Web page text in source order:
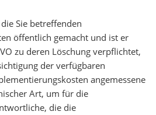
Sie betreffenden
öffentlich gemacht und ist er
zu deren Löschung verpflichtet,
der verfügbaren
angemessene
Art, um für die
die die